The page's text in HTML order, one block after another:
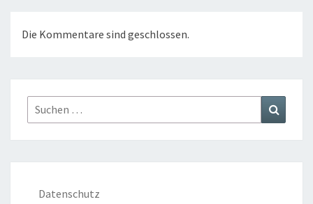
Die Kommentare sind geschlossen.
Suchen
nach:
Datenschutz